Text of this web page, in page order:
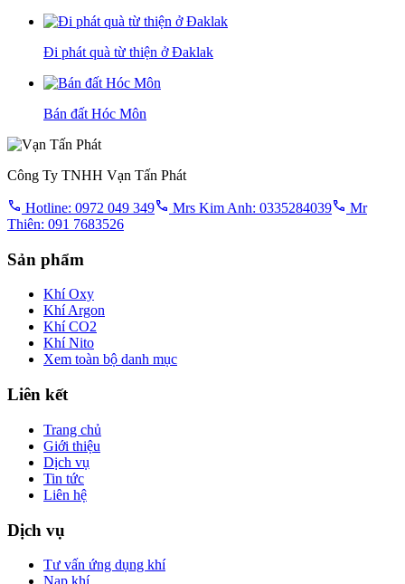
Đi phát quà từ thiện ở Đaklak
Bán đất Hóc Môn
Công Ty TNHH Vạn Tấn Phát
Hotline: 0972 049 349 Mrs Kim Anh: 0335284039
Mr
Thiên: 091 7683526
Sản phẩm
Khí Oxy
Khí Argon
Khí CO2
Khí Nito
Xem toàn bộ danh mục
Liên kết
Trang chủ
Giới thiệu
Dịch vụ
Tin tức
Liên hệ
Dịch vụ
Tư vấn ứng dụng khí